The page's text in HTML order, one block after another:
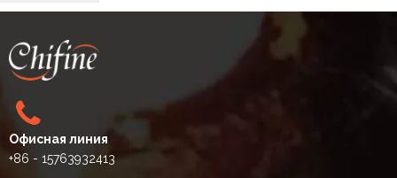
Офисная линия
+86 - 15763932413